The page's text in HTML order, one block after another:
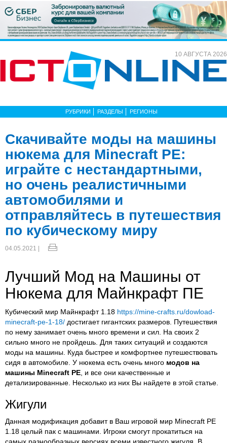
10 АВГУСТА 2026
РУБРИКИ РАЗДЕЛЫ РЕГИОНЫ
Скачивайте моды на машины
нюкема для Minecraft PE:
играйте с нестандартными,
но очень реалистичными
автомобилями и
отправляйтесь в путешествия
по кубическому миру
04.05.2021 |
Лучший Мод на Машины от
Нюкема для Майнкрафт ПЕ
Кубический мир Майнкрафт 1.18 https://mine-crafts.ru/dowload-
minecraft-pe-1-18/ достигает гигантских размеров. Путешествия
по нему занимает очень много времени и сил. На своих 2
сильно много не пройдешь. Для таких ситуаций и создаются
моды на машины. Куда быстрее и комфортнее путешествовать
сидя в автомобиле. У нюкема есть очень много модов на
машины Minecraft PE , и все они качественные и
детализированные. Несколько из них Вы найдете в этой статье.
Жигули
Данная модификация добавит в Ваш игровой мир Minecraft PE
1.18 целый пак с машинами. Игроки смогут прокатиться на
самых разнообразных версиях всеми известного жигуля. В